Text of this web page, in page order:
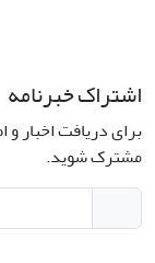
اشتراک خبرنامه
برای دریافت اخبار
مشترک شوید.